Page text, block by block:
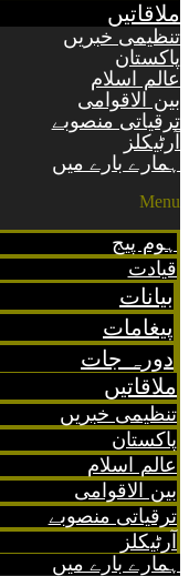
ملاقاتیں
تنظیمی خبریں
پاکستان
عالم اسلام
بین الاقوامی
ترقیاتی منصوبے
آرٹیکلز
ہمارے بارے میں
Menu
ہوم پیج
قیادت
بیانات
پیغامات
دورہ جات
ملاقاتیں
تنظیمی خبریں
پاکستان
عالم اسلام
بین الاقوامی
ترقیاتی منصوبے
آرٹیکلز
ہمارے بارے میں